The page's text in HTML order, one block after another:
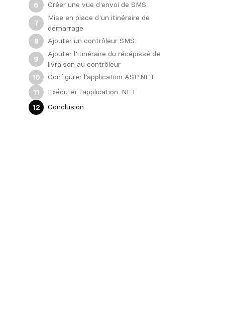
6
Créer une vue d'envoi de SMS
7
Mise en place d'un itinéraire de
démarrage
8
Ajouter un contrôleur SMS
9
Ajouter l'itinéraire du récépissé de
livraison au contrôleur
10
Configurer l'application ASP.NET
11
Exécuter l'application .NET
12
Conclusion